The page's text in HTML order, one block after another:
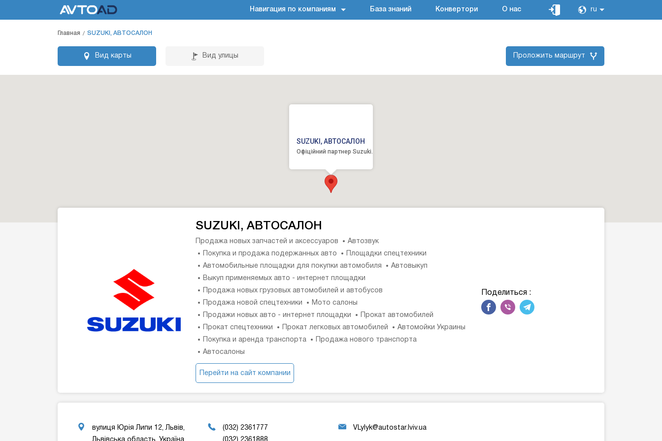
Навигация по компаниям База знаний Конвертори О нас ru
Главная SUZUKI, АВТОСАЛОН
Вид карты Вид улицы Проложить маршрут
SUZUKI, АВТОСАЛОН
Офіційний партнер Suzuki.
SUZUKI, АВТОСАЛОН
Продажа новых запчастей и аксессуаров
Автозвук
Покупка и продажа подержанных авто
Площадки спецтехники
Автомобильные площадки для покупки автомобиля
Автовыкуп
Выкуп применяемых авто - интернет площадки
Продажа новых грузовых автомобилей и автобусов
Продажа новой спецтехники
Мото салоны
Продажи новых авто - интернет площадки
Прокат автомобилей
Прокат спецтехники
Прокат легковых автомобилей
Автомойки Украины
Покупка и аренда транспорта
Продажа нового транспорта
Автосалоны
Перейти на сайт компании
Поделиться :
вулиця Юрія Липи 12, Львів,
(032) 2361777
VLylyk@autostar.lviv.ua